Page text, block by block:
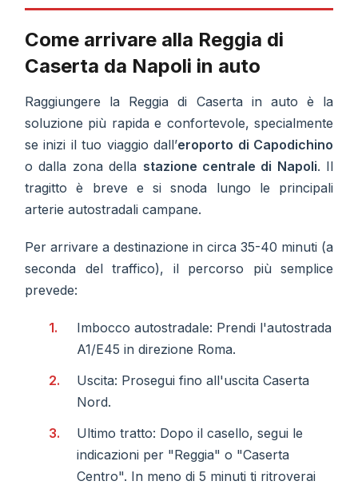
Come arrivare alla Reggia di
Caserta da Napoli in auto
Raggiungere la Reggia di Caserta in auto è la
soluzione più rapida e confortevole, specialmente
se inizi il tuo viaggio dall’eroporto di Capodichino
o dalla zona della stazione centrale di Napoli. Il
tragitto è breve e si snoda lungo le principali
arterie autostradali campane.
Per arrivare a destinazione in circa 35-40 minuti (a
seconda del traffico), il percorso più semplice
prevede:
Imbocco autostradale: Prendi l'autostrada
A1/E45 in direzione Roma.
Uscita: Prosegui fino all'uscita Caserta
Nord.
Ultimo tratto: Dopo il casello, segui le
indicazioni per "Reggia" o "Caserta
Centro". In meno di 5 minuti ti ritroverai